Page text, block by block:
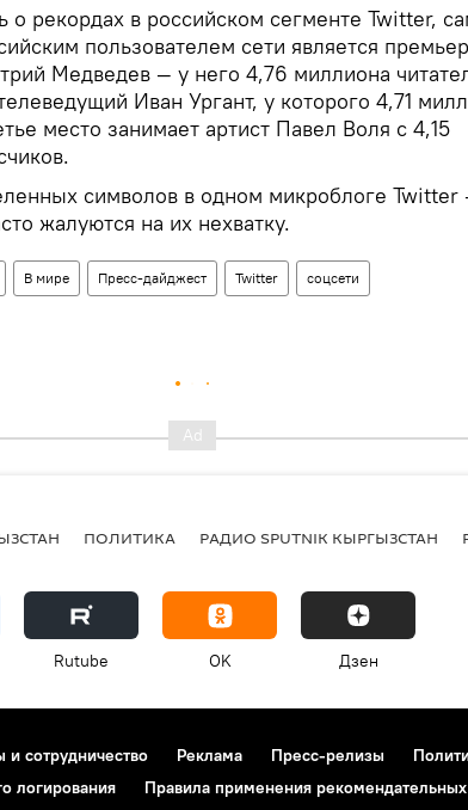
о рекордах в российском сегменте Twitter,
пользователем сети является
Медведев — у него 4,76 миллиона
Иван Ургант, у которого 4,71
место занимает артист Павел Воля с 4,15
символов в одном микроблоге Twitter
жалуются на их нехватку.
В мире Пресс-дайджест Twitter соцсети
ПОЛИТИКА РАДИО SPUTNIK КЫРГЫЗСТАН
Rutube OK Дзен
и сотрудничество Реклама Пресс-релизы
логирования
Правила применения